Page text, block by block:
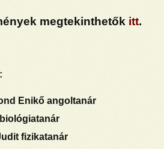
megtekinthetők itt.
:
Enikő angoltanár
fizikatanár